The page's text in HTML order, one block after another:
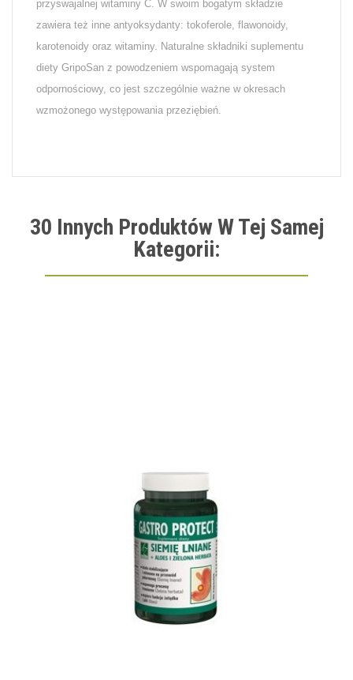
przyswajalnej witaminy C. W swoim bogatym składzie
zawiera też inne antyoksydanty: tokoferole, flawonoidy,
karotenoidy oraz witaminy. Naturalne składniki suplementu
diety GripoSan z powodzeniem wspomagają system
odpornościowy, co jest szczególnie ważne w okresach
wzmożonego występowania przeziębień.
30 Innych Produktów W Tej Samej
Kategorii: